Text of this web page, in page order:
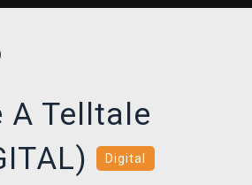
A Telltale
Digital